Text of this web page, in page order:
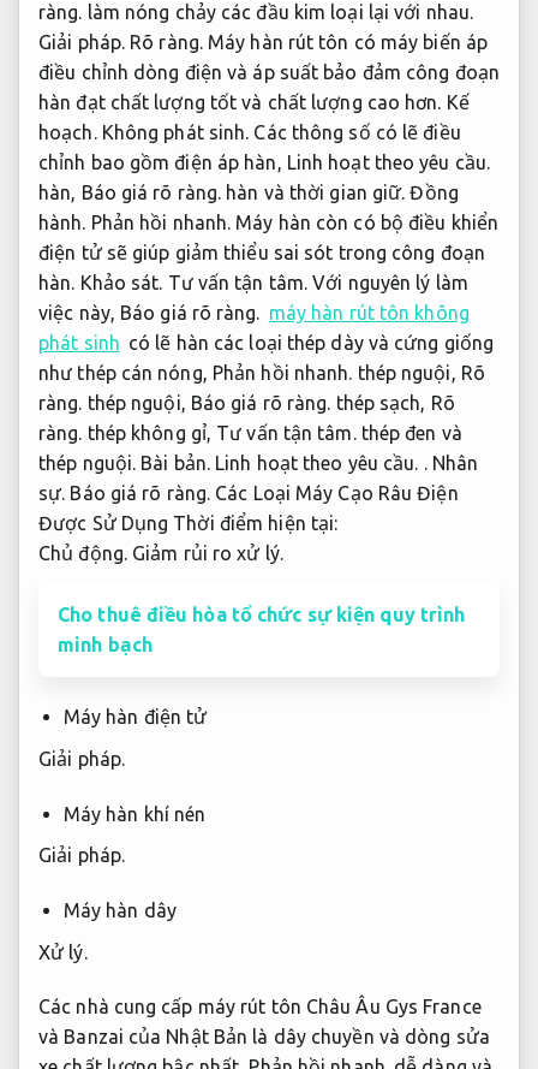
ràng. làm nóng chảy các đầu kim loại lại với nhau.
Giải pháp. Rõ ràng.Máy hàn rút tôn có máy biến áp
điều chỉnh dòng điện và áp suất bảo đảm công đoạn
hàn đạt chất lượng tốt và chất lượng cao hơn. Kế
hoạch. Không phát sinh. Các thông số có lẽ điều
chỉnh bao gồm điện áp hàn, Linh hoạt theo yêu cầu.
hàn, Báo giá rõ ràng. hàn và thời gian giữ.Đồng
hành. Phản hồi nhanh. Máy hàn còn có bộ điều khiển
điện tử sẽ giúp giảm thiểu sai sót trong công đoạn
hàn. Khảo sát. Tư vấn tận tâm. Với nguyên lý làm
việc này, Báo giá rõ ràng. máy hàn rút tôn không
phát sinh có lẽ hàn các loại thép dày và cứng giống
như thép cán nóng, Phản hồi nhanh. thép nguội, Rõ
ràng. thép nguội, Báo giá rõ ràng. thép sạch, Rõ
ràng. thép không gỉ, Tư vấn tận tâm.thép đen và
thép nguội. Bài bản. Linh hoạt theo yêu cầu. . Nhân
sự. Báo giá rõ ràng. Các Loại Máy Cạo Râu Điện
Được Sử Dụng Thời điểm hiện tại:
Chủ động. Giảm rủi ro xử lý.
Cho thuê điều hòa tổ chức sự kiện quy trình
minh bạch
Máy hàn điện tử
Giải pháp.
Máy hàn khí nén
Giải pháp.
Máy hàn dây
Xử lý.
Các nhà cung cấp máy rút tôn Châu Âu Gys France
và Banzai của Nhật Bản là dây chuyền và dòng sửa